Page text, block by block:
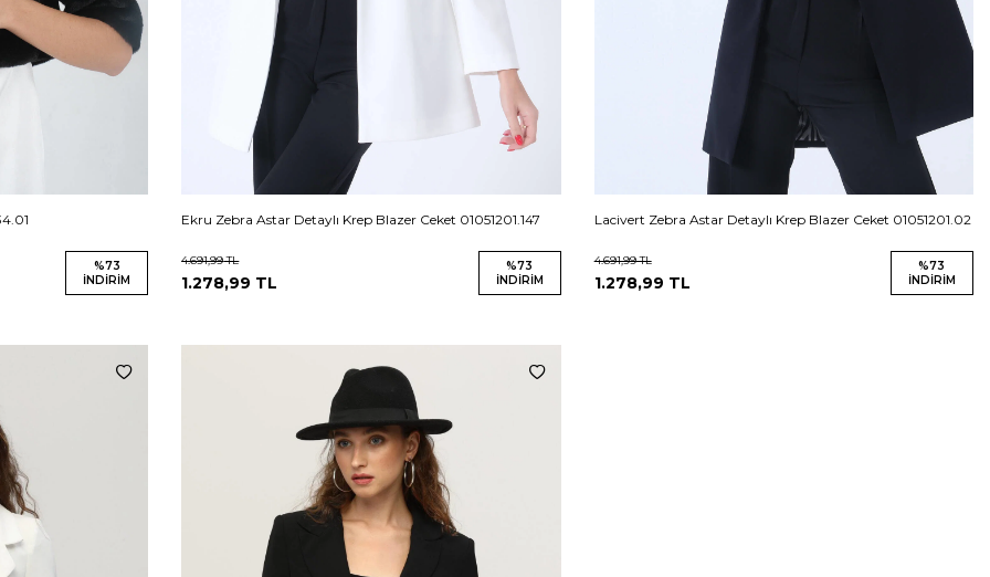
%73
İNDIRIM
Ekru Zebra Astar Detaylı Krep Blazer Ceket 01051201.147
4.691,99TL
1.278,99 TL
%73
İNDIRIM
Lacivert Zebra Astar Detaylı Krep Blazer Ceket 01051201.02
4.691,99TL
1.278,99 TL
%73
İNDIRIM